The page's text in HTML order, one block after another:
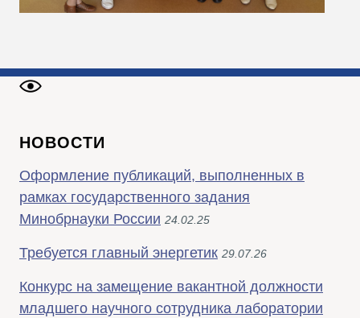
НОВОСТИ
Оформление публикаций, выполненных в
рамках государственного задания
Минобрнауки России 24.02.25
Требуется главный энергетик 29.07.26
Конкурс на замещение вакантной должности
младшего научного сотрудника лаборатории